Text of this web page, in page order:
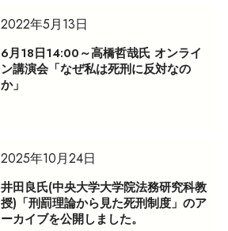
2022年5月13日
6月18日14:00～高橋哲哉氏 オンライ
ン講演会「なぜ私は死刑に反対なの
か」
2025年10月24日
井田良氏(中央大学大学院法務研究科教
授)「刑罰理論から見た死刑制度」のア
ーカイブを公開しました。